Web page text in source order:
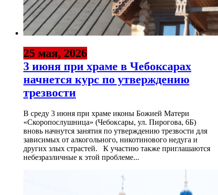
25 мая, 2026
3 июня при храме в Чебоксарах
начнется курс по утверждению
трезвости
В среду 3 июня при храме иконы Божией Матери
«Скоропослушница» (Чебоксары, ул. Пирогова, 6Б)
вновь начнутся занятия по утверждению трезвости для
зависимых от алкогольного, никотинового недуга и
других злых страстей. К участию также приглашаются
небезразличные к этой проблеме...